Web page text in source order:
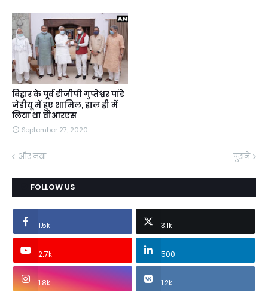
बिहार के पूर्व डीजीपी गुप्तेश्वर पांडे
जेडीयू में हुए शामिल, हाल ही में
लिया था वीआरएस
September 27, 2020
और नया पुराने
FOLLOW US
1.5k 3.1k
2.7k 500
1.8k 1.2k